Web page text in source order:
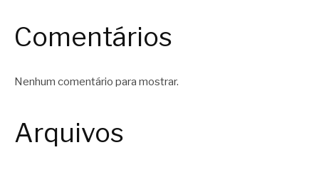
Comentários
Nenhum comentário para mostrar.
Arquivos